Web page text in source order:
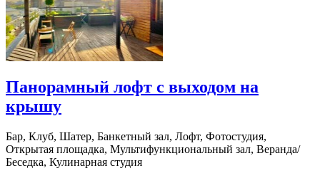
Панорамный лофт с выходом на
крышу
Бар, Клуб, Шатер, Банкетный зал, Лофт, Фотостудия,
Открытая площадка, Мультифункциональный зал, Веранда/
Беседка, Кулинарная студия